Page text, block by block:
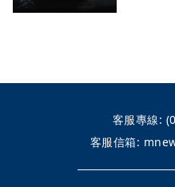
客服專線:
客服信箱: